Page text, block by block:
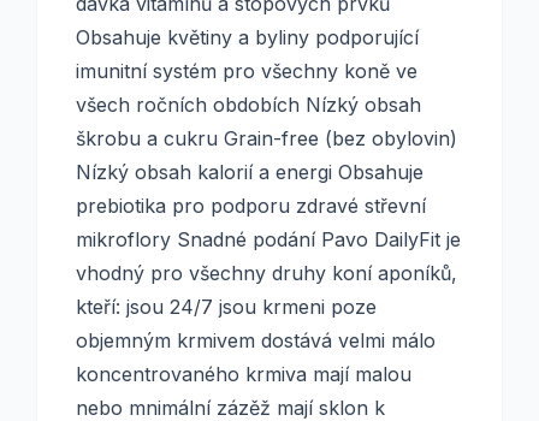
Obsahuje květiny a byliny podporující
imunitní systém pro všechny koně ve
všech ročních obdobích Nízký obsah
škrobu a cukru Grain-free (bez obylovin)
Nízký obsah kalorií a energi Obsahuje
prebiotika pro podporu zdravé střevní
mikroflory Snadné podání Pavo DailyFit je
vhodný pro všechny druhy koní aponíků,
kteří: jsou 24/7 jsou krmeni poze
objemným krmivem dostává velmi málo
koncentrovaného krmiva mají malou
nebo mnimální zázěž mají sklon k